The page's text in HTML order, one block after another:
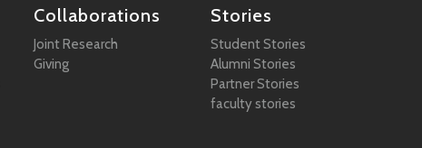
Collaborations
Joint Research
Giving
Stories
Student Stories
Alumni Stories
Partner Stories
faculty stories